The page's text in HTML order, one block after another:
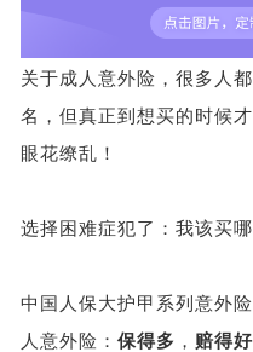
关于成人意外险，很多人
名，但真正到想买的时候
眼花缭乱！
选择困难症犯了：我该买
中国人保大护甲系列意外
人意外险： 保得多 ， 赔得好